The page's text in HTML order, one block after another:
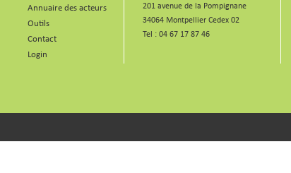
Annuaire des acteurs
Outils
Contact
Login
201 avenue de la Pompignane
34064 Montpellier Cedex 02
Tel :04 67 17 87 46